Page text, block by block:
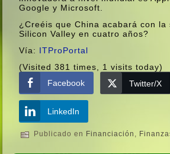
Google y Microsoft.
¿Creéis que China acabará con la
Silicon Valley en cuatro años?
Ví­a: ITProPortal
(Visited 381 times, 1 visits today)
Facebook
Twitter/X
LinkedIn
Publicado en Financiación ,